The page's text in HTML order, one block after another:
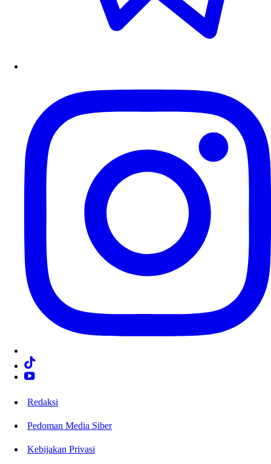
Redaksi
Pedoman Media Siber
Kebijakan Privasi